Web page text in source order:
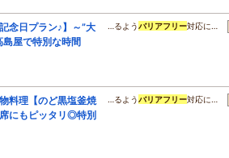
念日プラン♪】～”大
屋で特別な時間
…るようバリアフリー対応に…
料理【のど黒塩釜焼
にもピッタリ◎特別
…るようバリアフリー対応に…